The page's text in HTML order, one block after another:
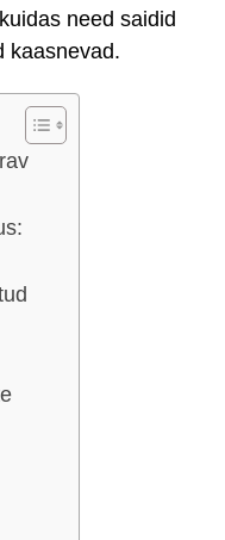
need saidid
kaasnevad.